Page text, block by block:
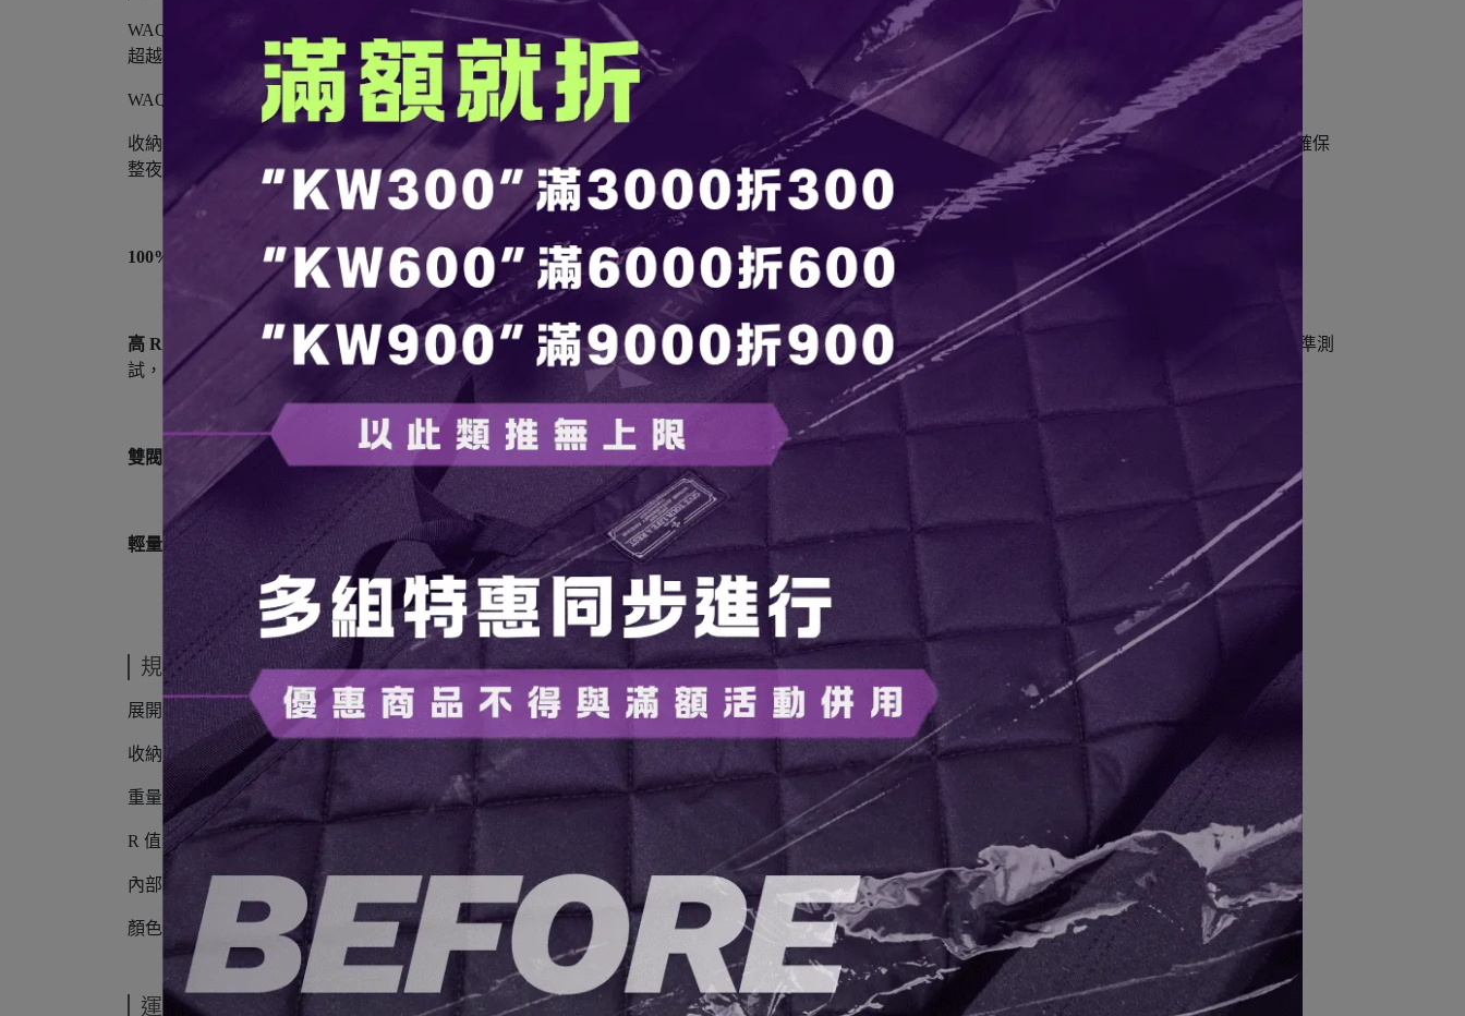
WAQ 極限輕量蜂巢睡墊｜R值7
超越極限的輕量保暖體驗
WAQ Ultra Light Air Mat
收納後僅一個寶特瓶罐的大小，重量輕到兩隻手指就能提起，卻擁有 R值 7 的強大保暖性能，遠超多數中價位睡墊，能在寒冷環境中有效隔絕地面冷氣，確保
整夜溫暖。蜂巢氣室設計提供均勻支撐力，讓身體自然貼合，帶來穩定舒適的睡眠體驗。
100% 充氣式設計：採用全充氣結構，提供 7 公分 厚的絕佳支撐力，可承受 100 公斤 重量，讓您無論仰睡或側睡都能舒適入眠。
高 R 值隔熱性能（R 值 7.0）：內部搭載 4 層鋁結構，有效阻隔地面寒氣，透過反射體熱保持背部溫暖，適用於冬季與寒冷環境。通過 ASTM F3340-22 標準測
試，符合高規格登山睡墊的保溫需求。
雙閥帶止回閥，充氣排氣更便捷： 採用雙閥設計，確保進氣順暢、密封牢固，快速排氣後可壓縮至最小體積，方便收納與攜帶。
輕量、易收納： 收納尺寸僅 16 × 27 cm，體積大幅縮小，不佔空間，適合 車宿、露營或機動旅行。重量 765g，輕巧便攜，不增加負擔。
規格說明
展開尺寸：L186 × W64 × H7 cm
收納尺寸：16 × 27 cm
重量：765g
R 值：7.0（高效保暖）
內部結構：4 層鋁片隔熱設計
顏色：黑色 , 沙色
運送方式